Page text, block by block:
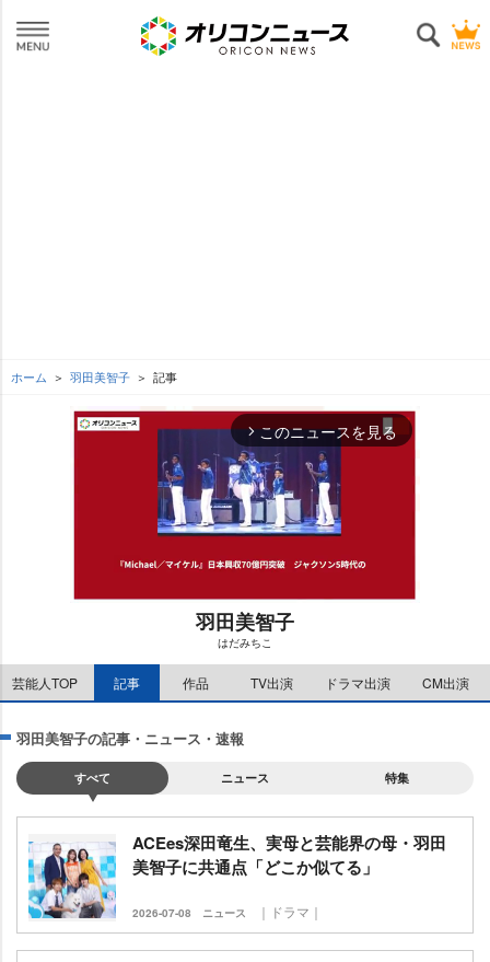
ホーム 羽田美智子 記事
arrow_forward_ios このニュースを見る
M
u
t
羽田美智子
はだみちこ
芸能人TOP 記事 作品 TV出演 ドラマ出演 CM出演
羽田美智子の記事・ニュース・速報
すべて ニュース 特集
ACEes深田竜生、実母と芸能界の母・羽田
美智子に共通点「どこか似てる」
2026-07-08 ニュース ｜ドラマ｜